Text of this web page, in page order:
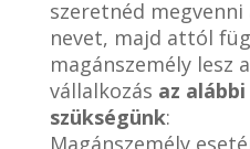
szeretnéd
nevet, majd attól
magánszemély lesz
vállalkozás az
szükségünk:
Magánszemély